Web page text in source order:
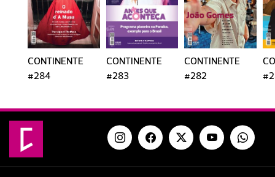
CONTINENTE
#284
CONTINENTE
#283
CONTINENTE
#282